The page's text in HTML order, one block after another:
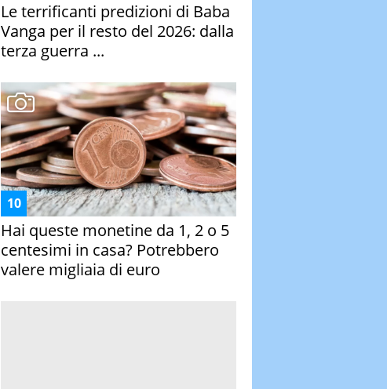
Le terrificanti predizioni di Baba
Vanga per il resto del 2026: dalla
terza guerra ...
Hai queste monetine da 1, 2 o 5
centesimi in casa? Potrebbero
valere migliaia di euro